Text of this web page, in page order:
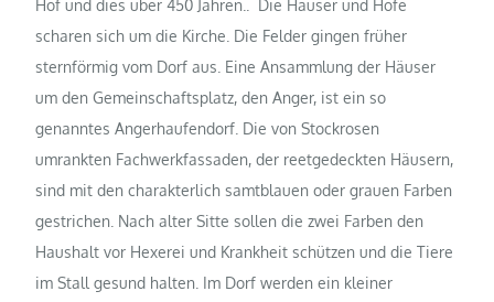
Hof und dies über 450 Jahren.. Die Häuser und Höfe
scharen sich um die Kirche. Die Felder gingen früher
sternförmig vom Dorf aus. Eine Ansammlung der Häuser
um den Gemeinschaftsplatz, den Anger, ist ein so
genanntes Angerhaufendorf. Die von Stockrosen
umrankten Fachwerkfassaden, der reetgedeckten Häusern,
sind mit den charakterlich samtblauen oder grauen Farben
gestrichen. Nach alter Sitte sollen die zwei Farben den
Haushalt vor Hexerei und Krankheit schützen und die Tiere
im Stall gesund halten. Im Dorf werden ein kleiner